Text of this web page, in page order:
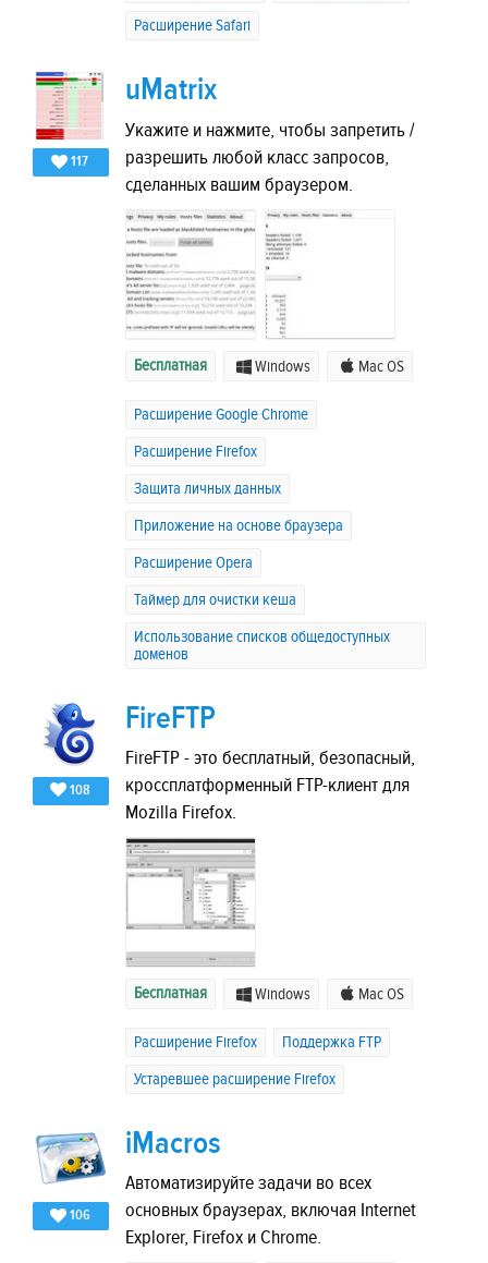
Расширение Safari
117
uMatrix
Укажите и нажмите, чтобы запретить /
разрешить любой класс запросов,
сделанных вашим браузером.
Бесплатная Windows Mac OS
Расширение Google Chrome
Расширение Firefox
Защита личных данных
Приложение на основе браузера
Расширение Opera
Таймер для очистки кеша
Использование списков общедоступных
доменов
108
FireFTP
FireFTP - это бесплатный, безопасный,
кроссплатформенный FTP-клиент для
Mozilla Firefox.
Бесплатная Windows Mac OS
Расширение Firefox
Поддержка FTP
Устаревшее расширение Firefox
106
iMacros
Автоматизируйте задачи во всех
основных браузерах, включая Internet
Explorer, Firefox и Chrome.